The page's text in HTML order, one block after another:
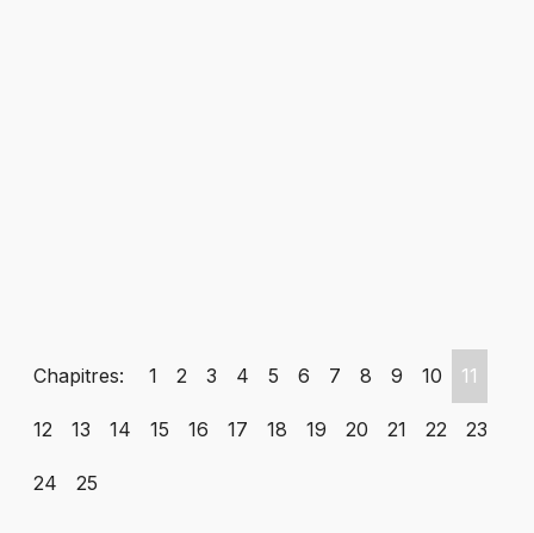
Chapitres: 1 2 3 4 5 6 7 8 9 10 11
12 13 14 15 16 17 18 19 20 21 22 23
24 25